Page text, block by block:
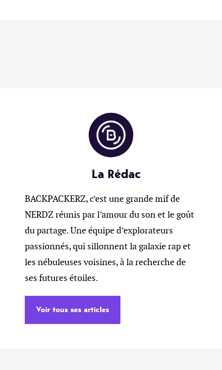
La Rédac
BACKPACKERZ, c’est une grande mif de
NERDZ réunis par l’amour du son et le goût
du partage. Une équipe d’explorateurs
passionnés, qui sillonnent la galaxie rap et
les nébuleuses voisines, à la recherche de
ses futures étoiles.
Voir tous ses articles